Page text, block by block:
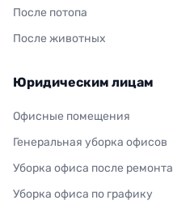
После потопа
После животных
Юридическим лицам
Офисные помещения
Генеральная уборка офисов
Уборка офиса после ремонта
Уборка офиса по графику